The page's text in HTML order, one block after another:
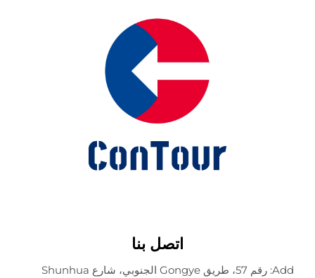
اتصل بنا
Add: رقم 57، طريق Gongye الجنوبي، شارع Shunhua